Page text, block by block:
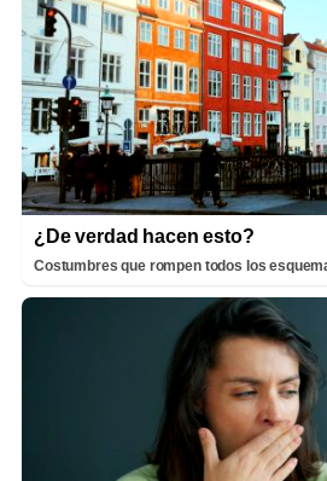
¿De verdad hacen esto?
Costumbres que rompen todos los